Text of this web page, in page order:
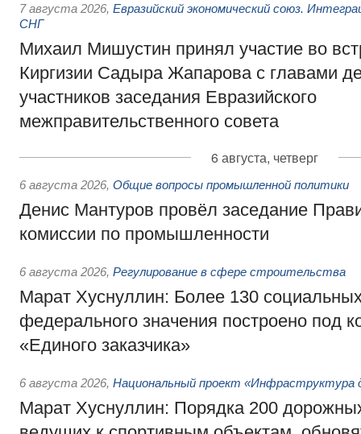
7 августа 2026, Евразийский экономический союз.
СНГ
Михаил Мишустин принял участие во
Киргизии Садыра Жапарова с главами
участников заседания Евразийского
межправительственного совета
6 августа, четверг
6 августа 2026, Общие вопросы промышленной политики
Денис Мантуров провёл заседание
комиссии по промышленности
6 августа 2026, Регулирование в сфере строительства
Марат Хуснуллин: Более 130
федерального значения построено под
«Единого заказчика»
6 августа 2026, Национальный проект «Инфраструктура
Марат Хуснуллин: Порядка 200